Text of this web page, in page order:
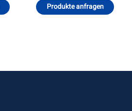
Produkte anfragen